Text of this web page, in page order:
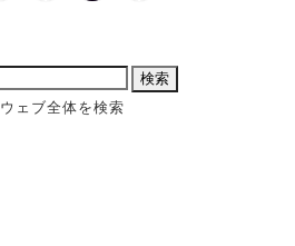
ウェブ全体を検索